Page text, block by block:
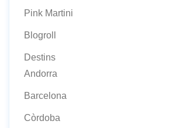
Pink Martini
Blogroll
Destins
Andorra
Barcelona
Còrdoba